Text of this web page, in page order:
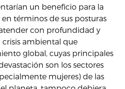
un beneficio para la
términos de sus posturas
con profundidad y
ambiental que
global, cuyas principales
son los sectores
mujeres) de las